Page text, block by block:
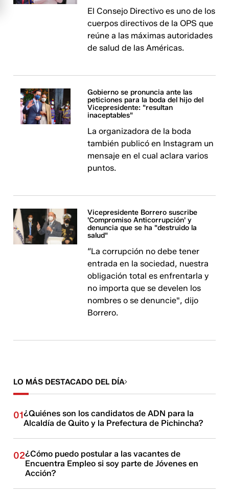
El Consejo Directivo es uno de los
cuerpos directivos de la OPS que
reúne a las máximas autoridades
de salud de las Américas.
Gobierno se pronuncia ante las
peticiones para la boda del hijo del
Vicepresidente: "resultan
inaceptables"
La organizadora de la boda
también publicó en Instagram un
mensaje en el cual aclara varios
puntos.
Vicepresidente Borrero suscribe
'Compromiso Anticorrupción' y
denuncia que se ha "destruido la
salud"
“La corrupción no debe tener
entrada en la sociedad, nuestra
obligación total es enfrentarla y
no importa que se develen los
nombres o se denuncie", dijo
Borrero.
LO MÁS DESTACADO DEL DÍA
01¿Quiénes son los candidatos de ADN para la
Alcaldía de Quito y la Prefectura de Pichincha?
02¿Cómo puedo postular a las vacantes de
Encuentra Empleo si soy parte de Jóvenes en
Acción?